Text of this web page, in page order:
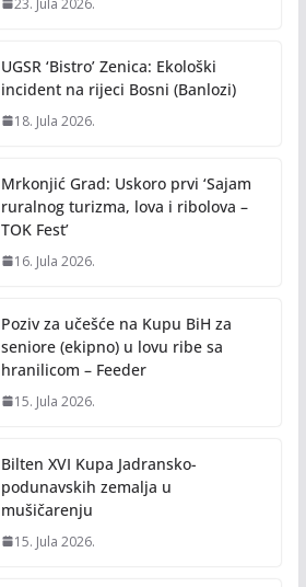
UGSR ‘Bistro’ Zenica: Ekološki
incident na rijeci Bosni (Banlozi)
18. Jula 2026.
Mrkonjić Grad: Uskoro prvi ‘Sajam
ruralnog turizma, lova i ribolova –
TOK Fest’
16. Jula 2026.
Poziv za učešće na Kupu BiH za
seniore (ekipno) u lovu ribe sa
hranilicom – Feeder
15. Jula 2026.
Bilten XVI Kupa Jadransko-
podunavskih zemalja u
mušičarenju
15. Jula 2026.